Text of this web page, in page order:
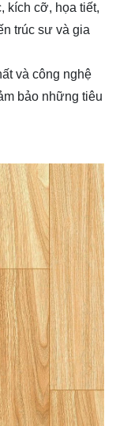
kích cỡ, họa tiết,
trúc sư và gia
và công nghệ
bảo những tiêu